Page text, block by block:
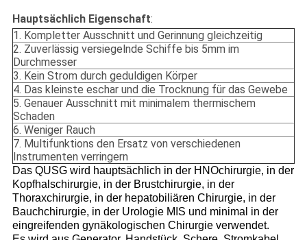
Hauptsächlich Eigenschaft:
1. Kompletter Ausschnitt und Gerinnung gleichzeitig
2. Zuverlässig versiegelnde Schiffe bis 5mm im
Durchmesser
3. Kein Strom durch geduldigen Körper
4. Das kleinste eschar und die Trocknung für das Gewebe
5. Genauer Ausschnitt mit minimalem thermischem
Schaden
6. Weniger Rauch
7. Multifunktions den Ersatz von verschiedenen
Instrumenten verringern
Das QUSG wird hauptsächlich in der HNOchirurgie, in der
Kopfhalschirurgie, in der Brustchirurgie, in der
Thoraxchirurgie, in der hepatobiliären Chirurgie, in der
Bauchchirurgie, in der Urologie MIS und minimal in der
eingreifenden gynäkologischen Chirurgie verwendet.